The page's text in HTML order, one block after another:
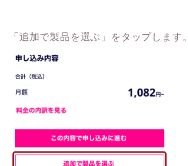
「追加で製品を選ぶ」をタップします。